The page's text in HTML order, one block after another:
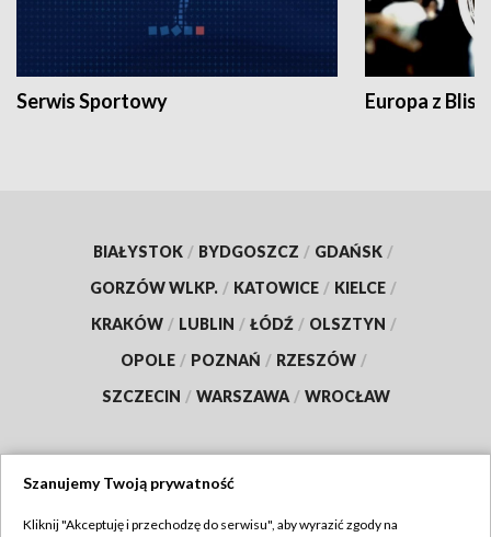
Serwis Sportowy Europa z
BIAŁYSTOK / BYDGOSZCZ / GDAŃSK /
GORZÓW WLKP. / KATOWICE / KIELCE /
KRAKÓW / LUBLIN / ŁÓDŹ / OLSZTYN /
OPOLE / POZNAŃ / RZESZÓW /
SZCZECIN / WARSZAWA / WROCŁAW
Szanujemy Twoją prywatność
Kliknij "Akceptuję i przechodzę do serwisu", aby wyrazić zgody na